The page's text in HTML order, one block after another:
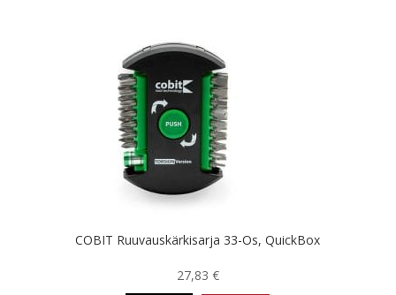
COBIT Ruuvauskärkisarja 33-Os, QuickBox
27,83 €